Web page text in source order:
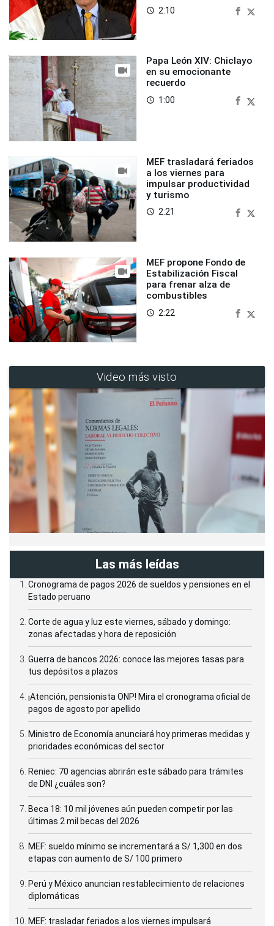
access_time 2:10
Papa León XIV: Chiclayo
en su emocionante
recuerdo
access_time 1:00
MEF trasladará feriados
a los viernes para
impulsar productividad
y turismo
access_time 2:21
MEF propone Fondo de
Estabilización Fiscal
para frenar alza de
combustibles
access_time 2:22
Video más visto
Las más leídas
Cronograma de pagos 2026 de sueldos y pensiones en el
Estado peruano
Corte de agua y luz este viernes, sábado y domingo:
zonas afectadas y hora de reposición
Guerra de bancos 2026: conoce las mejores tasas para
tus depósitos a plazos
¡Atención, pensionista ONP! Mira el cronograma oficial de
pagos de agosto por apellido
Ministro de Economía anunciará hoy primeras medidas y
prioridades económicas del sector
Reniec: 70 agencias abrirán este sábado para trámites
de DNI ¿cuáles son?
Beca 18: 10 mil jóvenes aún pueden competir por las
últimas 2 mil becas del 2026
MEF: sueldo mínimo se incrementará a S/ 1,300 en dos
etapas con aumento de S/ 100 primero
Perú y México anuncian restablecimiento de relaciones
diplomáticas
MEF: trasladar feriados a los viernes impulsará